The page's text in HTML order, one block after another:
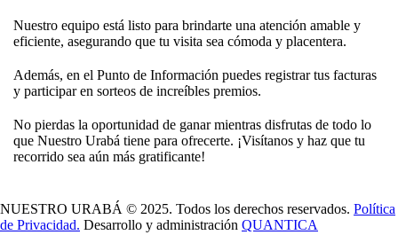
Nuestro equipo está listo para brindarte una atención amable y
eficiente, asegurando que tu visita sea cómoda y placentera.
Además, en el Punto de Información puedes registrar tus facturas
y participar en sorteos de increíbles premios.
No pierdas la oportunidad de ganar mientras disfrutas de todo lo
que Nuestro Urabá tiene para ofrecerte. ¡Visítanos y haz que tu
recorrido sea aún más gratificante!
NUESTRO URABÁ © 2025. Todos los derechos reservados. Política
de Privacidad. Desarrollo y administración QUANTICA